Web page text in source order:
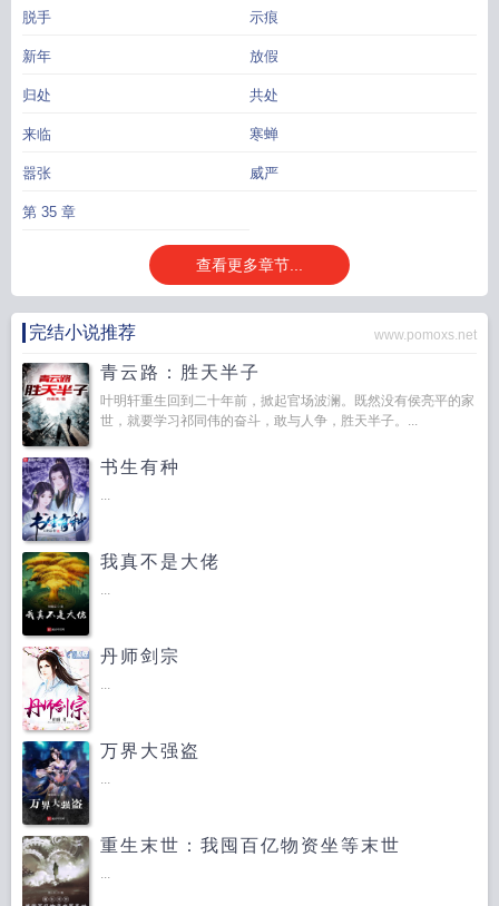
脱手 示痕
新年 放假
归处 共处
来临 寒蝉
嚣张 威严
第 35 章
查看更多章节...
完结小说推荐 www.pomoxs.net
青云路：胜天半子
叶明轩重生回到二十年前，掀起官场波澜。既然没有侯亮平的家
世，就要学习祁同伟的奋斗，敢与人争，胜天半子。...
书生有种
...
我真不是大佬
...
丹师剑宗
...
万界大强盗
...
重生末世：我囤百亿物资坐等末世
...